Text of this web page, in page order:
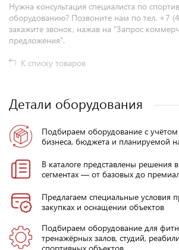
Нужна консультация специалиста по
оборудованию? Позвоните нам по тел. +7
закажите звонок, нажав на "Запрос
предложения".
К списку товаров
Детали оборудования
Подбираем оборудование с
бизнеса, бюджета и планируемой
В каталоге представлены решения
сегментах — от базовых до
Предлагаем специальные условия
закупках и оснащении объектов
Подбираем оборудование для
тренажёрных залов, студий,